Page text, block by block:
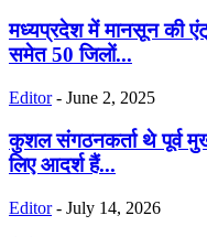
मध्यप्रदेश में मानसून की
समेत 50 जिलों...
Editor - June 2, 2025
कुशल संगठनकर्ता थे पूर्व
लिए आदर्श हैं...
Editor - July 14, 2026